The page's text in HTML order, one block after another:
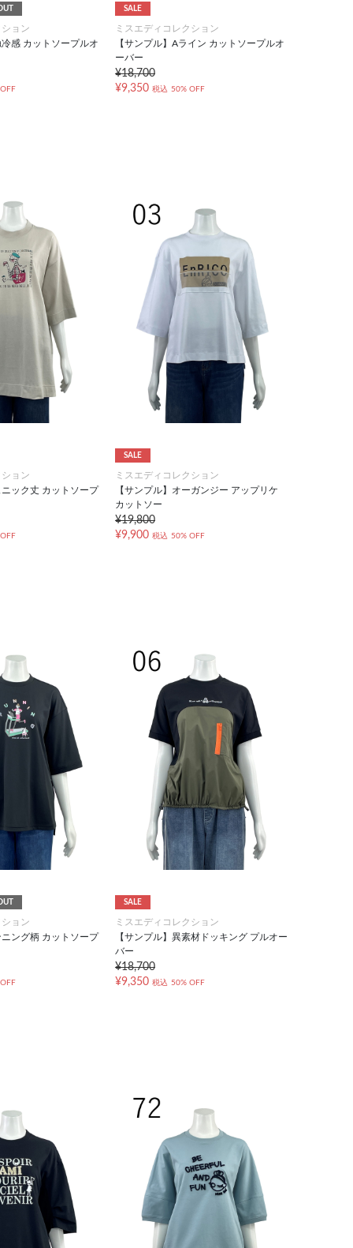
ョン
冷感 カットソープルオ
SALE
ミスエディコレクション
【サンプル】Aライン カットソープルオ
ーバー
¥18,700
¥9,350 税込 50% OFF
ョン
ニック丈 カットソープ
SALE
ミスエディコレクション
【サンプル】オーガンジー アップリケ
カットソー
¥19,800
¥9,900 税込 50% OFF
ョン
ニング柄 カットソープ
SALE
ミスエディコレクション
【サンプル】異素材ドッキング プルオー
バー
¥18,700
¥9,350 税込 50% OFF